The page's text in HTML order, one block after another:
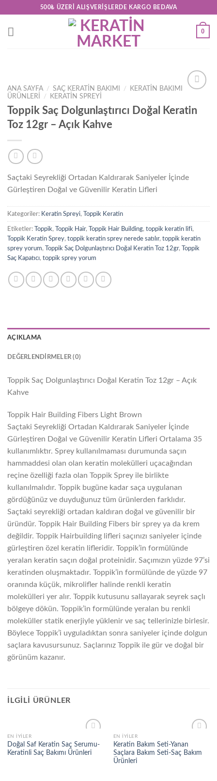
content
500₺ ÜZERI ALIŞVERIŞLERDE KARGO BEDAVA
0
wishlist
ANA SAYFA / SAÇ KERATİN BAKIMI /
KERATIN BAKIMI
ÜRÜNLERI
/ KERATIN SPREYI
Toppik Saç Dolgunlaştırıcı Doğal Keratin
Toz 12gr – Açık Kahve
Saçtaki Seyrekliği Ortadan Kaldırarak Saniyeler İçinde
Gürleştiren Doğal ve Güvenilir Keratin Lifleri
Kategoriler: Keratin Spreyi, Toppik Keratin
Etiketler: Toppik, Toppik Hair, Toppik Hair Building, toppik keratin lifi,
Toppik Keratin Sprey, toppik keratin sprey nerede satılır, toppik keratin
sprey yorum, Toppik Saç Dolgunlaştırıcı Doğal Keratin Toz 12gr,
Toppik
Saç Kapatıcı, toppik sprey yorum
AÇIKLAMA
DEĞERLENDIRMELER (0)
Toppik Saç Dolgunlaştırıcı Doğal Keratin Toz 12gr – Açık
Kahve
Toppik Hair Building Fibers Light Brown
Saçtaki Seyrekliği Ortadan Kaldırarak Saniyeler İçinde
Gürleştiren Doğal ve Güvenilir Keratin Lifleri Ortalama 35
kullanımlıktır. Sprey kullanılmaması durumunda saçın
hammaddesi olan olan keratin molekülleri uçacağından
reçine özelliği fazla olan Toppik Sprey ile birlikte
kullanılmalıdır. Toppik bugüne kadar saça uygulanan
gördüğünüz ve duyduğunuz tüm ürünlerden farklıdır.
Saçtaki seyrekliği ortadan kaldıran doğal ve güvenilir bir
üründür. Toppik Hair Building Fibers bir sprey ya da krem
değildir. Toppik Hairbuilding lifleri saçınızı saniyeler içinde
gürleştiren özel keratin lifleridir. Toppik’in formülünde
yeralan keratin saçın doğal proteinidir. Saçımızın yüzde 97’si
keratinden oluşmaktadır. Toppik’in formülünde de yüzde 97
oranında küçük, mikrolifler halinde renkli keratin
molekülleri yer alır. Toppik kutusunu sallayarak seyrek saçlı
bölgeye dökün. Toppik’in formülünde yeralan bu renkli
moleküller statik enerjiyle yüklenir ve saç tellerinizle birlesir.
Böylece Toppik’i uyguladıktan sonra saniyeler içinde dolgun
saçlara kavusursunuz. Saçlarınız Toppik ile gür ve doğal bir
görünüm kazanır.
İLGILI ÜRÜNLER
wishlist
EN İYILER
Doğal Saf Keratin Saç Serumu-
Keratinli Saç Bakımı Ürünleri
wishlist
EN İYILER
Keratin Bakım Seti-Yanan
Saçlara Bakım Seti-Saç Bakım
Ürünleri